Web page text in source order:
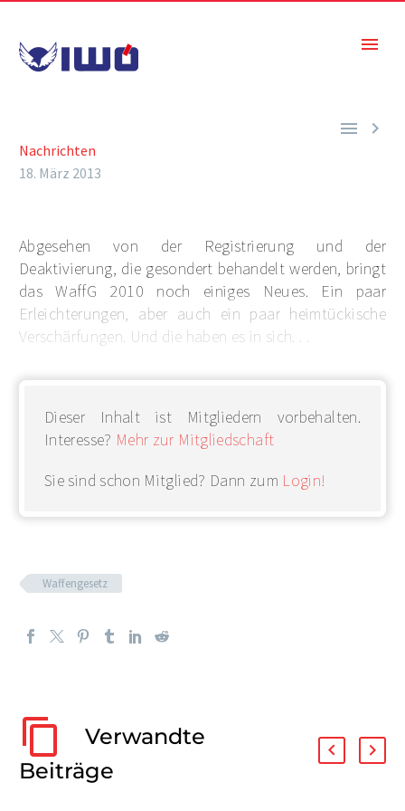
 
Nachrichten
18. März 2013
Abgesehen von der Registrierung und der
Deaktivierung, die gesondert behandelt werden, bringt
das WaffG 2010 noch einiges Neues. Ein paar
Erleichterungen, aber auch ein paar heimtückische
Verschärfungen. Und die haben es in sich. . .
Dieser Inhalt ist Mitgliedern vorbehalten.
Interesse? Mehr zur Mitgliedschaft
Sie sind schon Mitglied? Dann zum Login!
Waffengesetz
Verwandte
Beiträge